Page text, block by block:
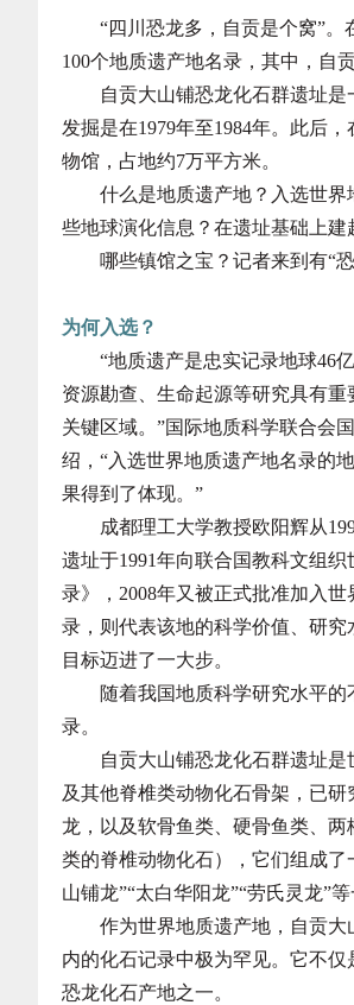
“四川恐龙多，自贡是个窝”。
100个地质遗产地名录，其中，自
自贡大山铺恐龙化石群遗址是
发掘是在1979年至1984年。此后
物馆，占地约7万平方米。
什么是地质遗产地？入选世界
些地球演化信息？在遗址基础上
哪些镇馆之宝？记者来到有“恐
为何入选？
“地质遗产是忠实记录地球46亿
资源勘查、生命起源等研究具有
关键区域。”国际地质科学联合会
绍，“入选世界地质遗产地名录的
果得到了体现。”
成都理工大学教授欧阳辉从
遗址于1991年向联合国教科文组
录》，2008年又被正式批准加入
录，则代表该地的科学价值、研
目标迈进了一大步。
随着我国地质科学研究水平的
录。
自贡大山铺恐龙化石群遗址是
及其他脊椎类动物化石骨架，已
龙，以及软骨鱼类、硬骨鱼类、
类的脊椎动物化石），它们组成
山铺龙”“太白华阳龙”“劳氏灵龙”
作为世界地质遗产地，自贡大
内的化石记录中极为罕见。它不
恐龙化石产地之一。